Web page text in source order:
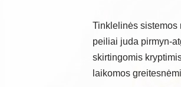
Tinklelinės sistemos
peiliai juda pirmyn-
skirtingomis
laikomos